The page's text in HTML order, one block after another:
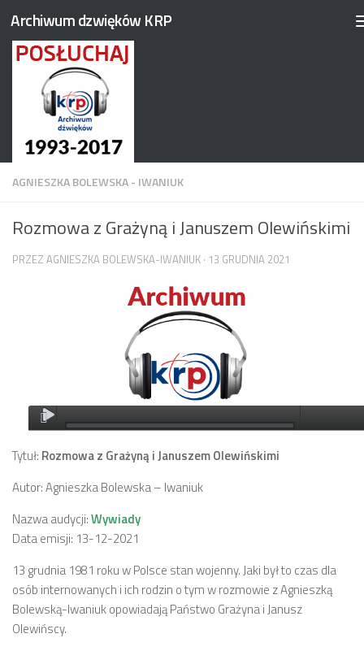
Przejdź do treści
Archiwum dzwięków KRP
AGNIESZKA BOLEWSKA - IWANIUK
Rozmowa z Grażyną i Januszem Olewińskimi
PRZEZ AGNIESZKA BOLEWSKA-IWANIUK · 13 GRUDNIA 2021
Tytuł: Rozmowa z Grażyną i Januszem Olewińskimi
Autor: Agnieszka Bolewska – Iwaniuk
Nazwa audycji:Wywiady
Data emisji: 13-12-2021
13 grudnia 1981 roku w Polsce stan wojenny. Jaki był to czas dla
osób internowanych i ich rodzin o tym w rozmowie z Agnieszką
Bolewską-Iwaniuk opowiadają Państwo Grażyna i Janusz
Olewińscy.